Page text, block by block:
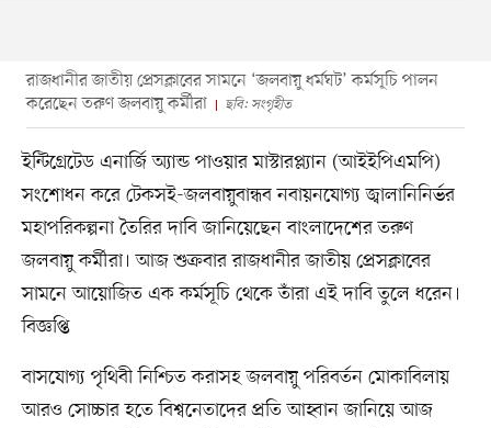
রাজধানীর জাতীয় প্রেসক্লাবের সামনে ‘জলবায়ু ধর্মঘট’ কর্মসূচি পালন
করেছেন তরুণ জলবায়ু কর্মীরা
ছবি: সংগৃহীত
ইন্টিগ্রেটেড এনার্জি অ্যান্ড পাওয়ার মাস্টারপ্ল্যান (আইইপিএমপি)
সংশোধন করে টেকসই-জলবায়ুবান্ধব নবায়নযোগ্য জ্বালানিনির্ভর
মহাপরিকল্পনা তৈরির দাবি জানিয়েছেন বাংলাদেশের তরুণ
জলবায়ু কর্মীরা। আজ শুক্রবার রাজধানীর জাতীয় প্রেসক্লাবের
সামনে আয়োজিত এক কর্মসূচি থেকে তাঁরা এই দাবি তুলে ধরেন।
বিজ্ঞপ্তি
বাসযোগ্য পৃথিবী নিশ্চিত করাসহ জলবায়ু পরিবর্তন মোকাবিলায়
আরও সোচ্চার হতে বিশ্বনেতাদের প্রতি আহ্বান জানিয়ে আজ